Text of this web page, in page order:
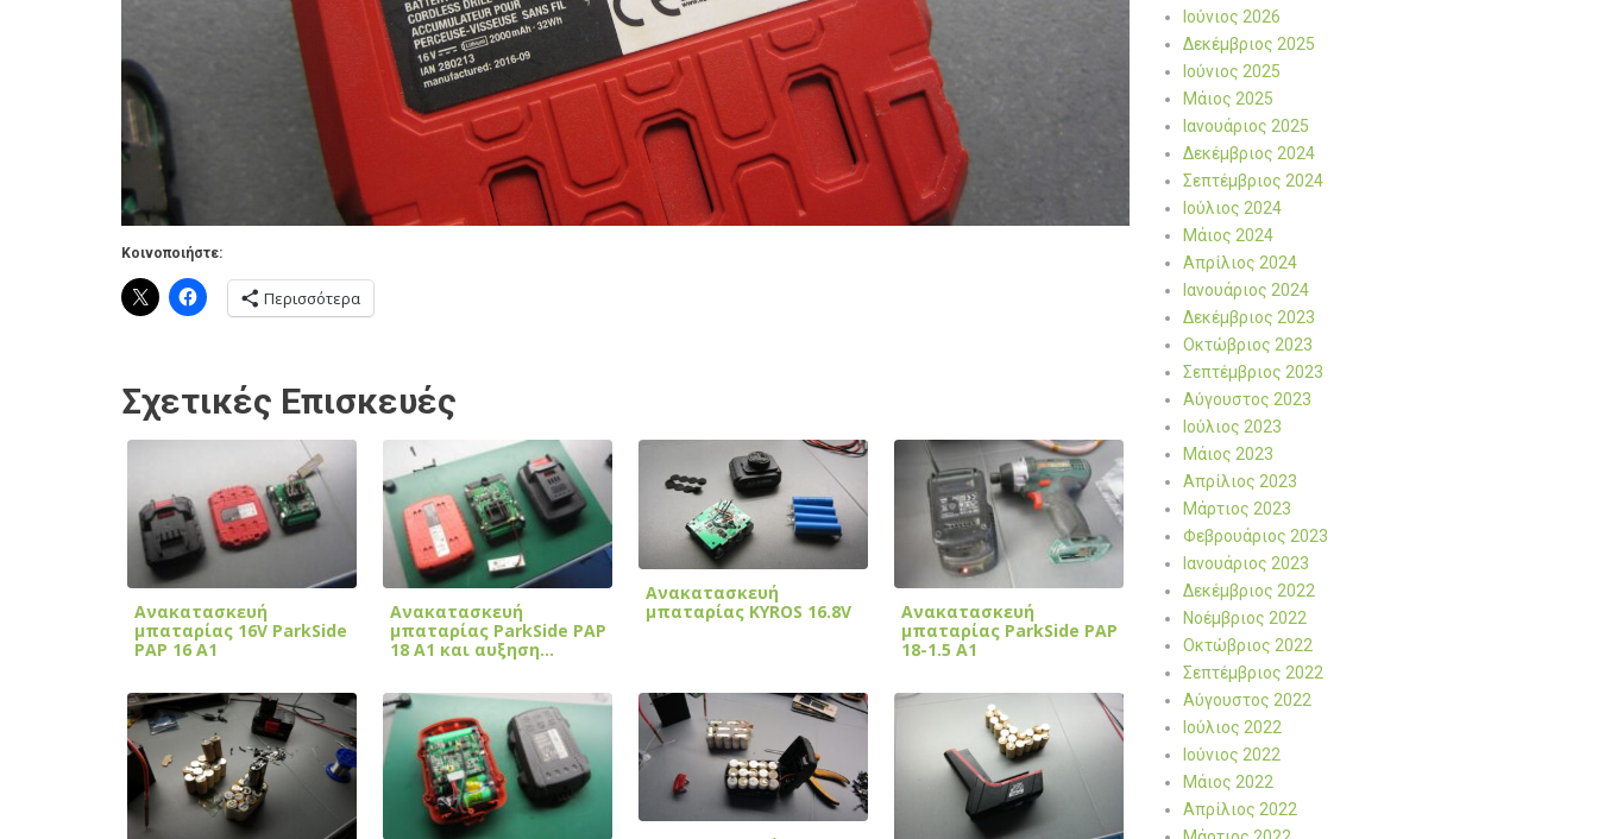
Κοινοποιήστε:
Περισσότερα
Σχετικές Επισκευές
Ανακατασκευή
μπαταρίας 16V ParkSide
PAP 16 A1
Ανακατασκευή
μπαταρίας ParkSide PAP
18 A1 και αυξηση…
Ανακατασκευή
μπαταρίας KYROS 16.8V
Ανακατασκευή
μπαταρίας ParkSide PAP
18-1.5 A1
Ιούνιος 2026
Δεκέμβριος 2025
Ιούνιος 2025
Μάιος 2025
Ιανουάριος 2025
Δεκέμβριος 2024
Σεπτέμβριος 2024
Ιούλιος 2024
Μάιος 2024
Απρίλιος 2024
Ιανουάριος 2024
Δεκέμβριος 2023
Οκτώβριος 2023
Σεπτέμβριος 2023
Αύγουστος 2023
Ιούλιος 2023
Μάιος 2023
Απρίλιος 2023
Μάρτιος 2023
Φεβρουάριος 2023
Ιανουάριος 2023
Δεκέμβριος 2022
Νοέμβριος 2022
Οκτώβριος 2022
Σεπτέμβριος 2022
Αύγουστος 2022
Ιούλιος 2022
Ιούνιος 2022
Μάιος 2022
Απρίλιος 2022